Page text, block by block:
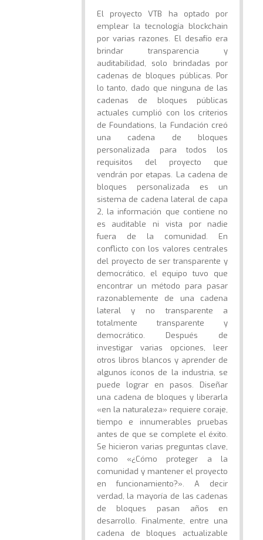
El proyecto VTB ha optado por
emplear la tecnología blockchain
por varias razones. El desafío era
brindar transparencia y
auditabilidad, solo brindadas por
cadenas de bloques públicas. Por
lo tanto, dado que ninguna de las
cadenas de bloques públicas
actuales cumplió con los criterios
de Foundations, la Fundación creó
una cadena de bloques
personalizada para todos los
requisitos del proyecto que
vendrán por etapas. La cadena de
bloques personalizada es un
sistema de cadena lateral de capa
2, la información que contiene no
es auditable ni vista por nadie
fuera de la comunidad. En
conflicto con los valores centrales
del proyecto de ser transparente y
democrático, el equipo tuvo que
encontrar un método para pasar
razonablemente de una cadena
lateral y no transparente a
totalmente transparente y
democrático. Después de
investigar varias opciones, leer
otros libros blancos y aprender de
algunos íconos de la industria, se
puede lograr en pasos. Diseñar
una cadena de bloques y liberarla
«en la naturaleza» requiere coraje,
tiempo e innumerables pruebas
antes de que se complete el éxito.
Se hicieron varias preguntas clave,
como «¿Cómo proteger a la
comunidad y mantener el proyecto
en funcionamiento?». A decir
verdad, la mayoría de las cadenas
de bloques pasan años en
desarrollo. Finalmente, entre una
cadena de bloques actualizable